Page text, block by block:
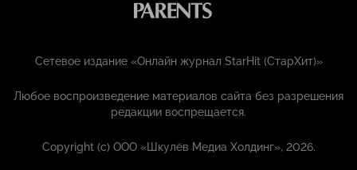
Сетевое издание «Онлайн журнал StarHit (СтарХит)»
Любое воспроизведение материалов сайта без разрешения
редакции воспрещается.
Copyright (с) ООО «Шкулёв Медиа Холдинг», 2026.